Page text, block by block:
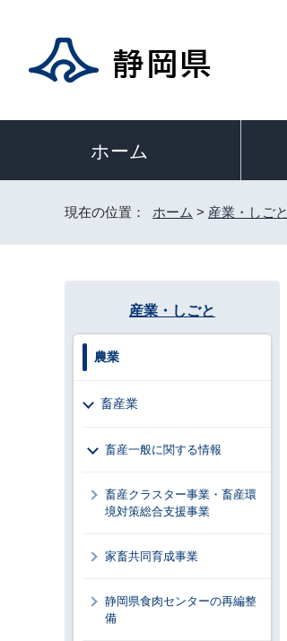
ホーム
現在の位置： ホーム > 産業・しごと
産業・しごと
農業
畜産業
畜産一般に関する情報
畜産クラスター事業・畜産環
境対策総合支援事業
家畜共同育成事業
静岡県食肉センターの再編整
備